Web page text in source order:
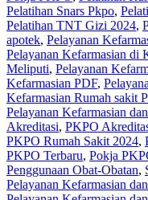
Pelatihan Snars Pkpo,
Pelatihan TNT Gizi 2024,
apotek, Pelayanan
Pelayanan Kefarmasian di
Meliputi, Pelayanan
Kefarmasian PDF,
Kefarmasian Rumah sakit
Pelayanan Kefarmasian
Akreditasi, PKPO
PKPO Rumah Sakit 2024,
PKPO Terbaru, Pokja
Penggunaan Obat-Obatan,
Pelayanan Kefarmasian